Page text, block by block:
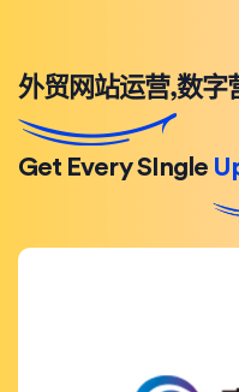
外贸网站运营,数字
Get Every SIngle